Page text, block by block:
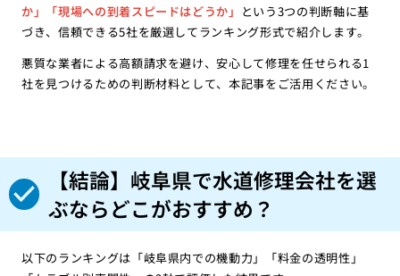
か」「現場への到着スピードはどうか」 という3つの判断軸に基
づき、信頼できる5社を厳選してランキング形式で紹介します。
悪質な業者による高額請求を避け、安心して修理を任せられる1
社を見つけるための判断材料として、本記事をご活用ください。
【結論】岐阜県で水道修理会社を選
ぶならどこがおすすめ？
以下のランキングは「岐阜県内での機動力」「料金の透明性」